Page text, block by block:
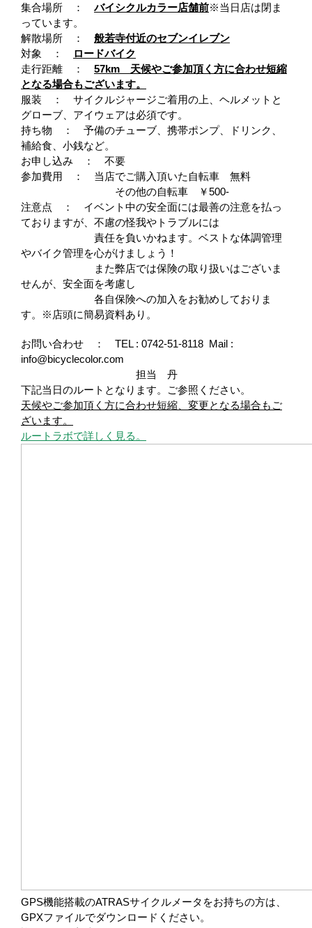
集合場所 ：バイシクルカラー店舗前※当日店は閉ま
っています。
解散場所 ： 般若寺付近のセブンイレブン
対象 ：
ロードバイク
走行距離 ： 57km 天候やご参加頂く方に合わせ短縮
となる場合もございます。
服装 ： サイクルジャージご着用の上、 ヘルメットと
グローブ、アイウェアは必須です。
持ち物 ： 予備のチューブ、携帯ポンプ、ドリンク、
補給食、小銭など。
お申し込み ： 不要
参加費用 ： 当店でご購入頂いた自転車 無料
その他の自転車 ￥500-
注意点 ： イベント中の安全面には最善の注意を払っ
ておりますが、不慮の怪我やトラブルには
責任を負いかねます。ベストな体調管理
やバイク管理を心がけましょう！
また弊店では保険の取り扱いはございま
せんが、安全面を考慮し
各自保険への加入をお勧めしておりま
す。※店頭に簡易資料あり。
お問い合わせ ： TEL : 0742-51-8118 Mail :
info@bicyclecolor.com
担当 丹
下記当日のルートとなります。ご参照ください。
天候やご参加頂く方に合わせ短縮、変更となる場合もご
ざいます。
ルートラボで詳しく見る。
GPS機能搭載のATRASサイクルメータをお持ちの方は、
GPXファイルでダウンロードください。